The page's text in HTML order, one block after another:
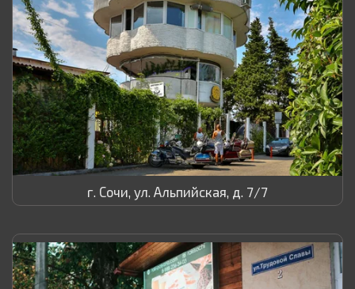
г. Сочи, ул. Альпийская, д. 7/7